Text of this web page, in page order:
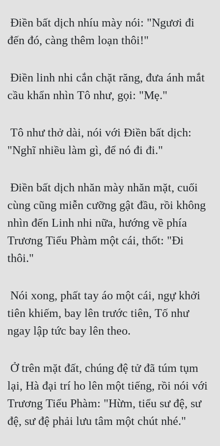
đến đó, càng thêm loạn thôi!"
cầu khẩn nhìn Tô như, gọi: "Mẹ."
"Nghĩ nhiều làm gì, để nó đi đi."
cùng cũng miễn cưỡng gật đầu, rồi không
nhìn đến Linh nhi nữa, hướng về phía
Trương Tiểu Phàm một cái, thốt: "Đi
thôi."
tiên khiếm, bay lên trước tiên, Tố như
ngay lập tức bay lên theo.
lại, Hà đại trí ho lên một tiếng, rồi nói với
Trương Tiểu Phàm: "Hừm, tiểu sư đệ, sư
đệ, sư đệ phải lưu tâm một chút nhé."